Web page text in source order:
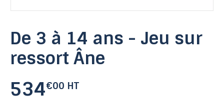
De 3 à 14 ans - Jeu sur
ressort Âne
534€00 HT